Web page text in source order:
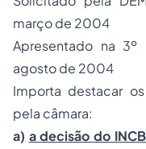
março de 2004
Apresentado na
agosto de 2004
Importa destacar
pela câmara:
a) a decisão do